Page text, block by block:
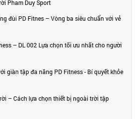
Pham Duy Sport
đùi PD Fitnes – Vòng ba siêu chuẩn với vẻ
– DL 002 Lựa chọn tối ưu nhất cho người
giàn tập đa năng PD Fitness - Bí quyết khỏe
– Cách lựa chọn thiết bị ngoài trời tập